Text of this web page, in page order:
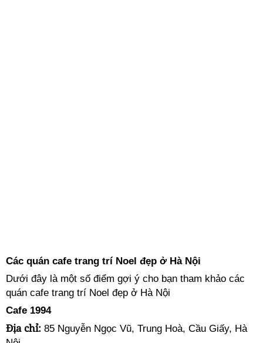
Các quán cafe trang trí Noel đẹp ở Hà Nội
Dưới đây là một số điểm gợi ý cho bạn tham khảo các
quán cafe trang trí Noel đẹp ở Hà Nội
Cafe 1994
Địa chỉ: 85 Nguyễn Ngọc Vũ, Trung Hoà, Cầu Giấy, Hà